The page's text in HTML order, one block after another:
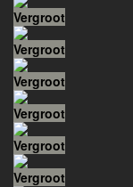
Vergroot
Vergroot
Vergroot
Vergroot
Vergroot
Vergroot